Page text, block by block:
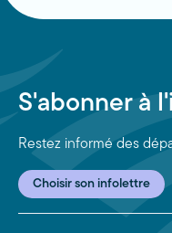
S'abonner à
Restez informé des
Choisir son infolettre